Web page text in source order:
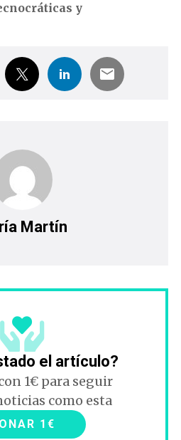
y
Martín
el artículo?
1€ para seguir
como esta
1€